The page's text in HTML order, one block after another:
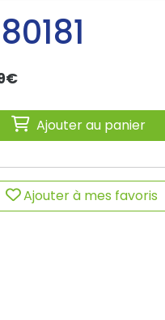
€
Ajouter au panier
Ajouter à mes favoris